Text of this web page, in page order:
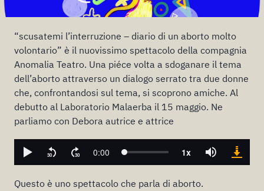
“scusatemi l’interruzione – diario di un aborto molto
volontario” è il nuovissimo spettacolo della compagnia
Anomalia Teatro. Una piéce volta a sdoganare il tema
dell’aborto attraverso un dialogo serrato tra due donne
che, confrontandosi sul tema, si scoprono amiche. Al
debutto al Laboratorio Malaerba il 15 maggio. Ne
parliamo con Debora autrice e attrice
Questo è uno spettacolo che parla di aborto.